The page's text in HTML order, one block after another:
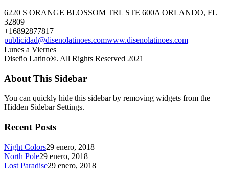
6220 S ORANGE BLOSSOM TRL STE 600A ORLANDO, FL
32809
+16892877817
publicidad@disenolatinoes.comwww.disenolatinoes.com
Lunes a Viernes
Diseño Latino®. All Rights Reserved 2021
About This Sidebar
You can quickly hide this sidebar by removing widgets from the
Hidden Sidebar Settings.
Recent Posts
Night Colors29 enero, 2018
North Pole29 enero, 2018
Lost Paradise29 enero, 2018